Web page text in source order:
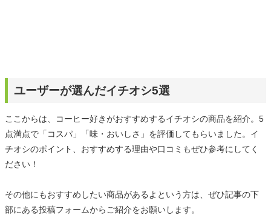
ユーザーが選んだイチオシ5選
ここからは、コーヒー好きがおすすめするイチオシの商品を紹介。5
点満点で「コスパ」「味・おいしさ」を評価してもらいました。イ
チオシのポイント、おすすめする理由や口コミもぜひ参考にしてく
ださい！
その他にもおすすめしたい商品があるよという方は、ぜひ記事の下
部にある投稿フォームからご紹介をお願いします。